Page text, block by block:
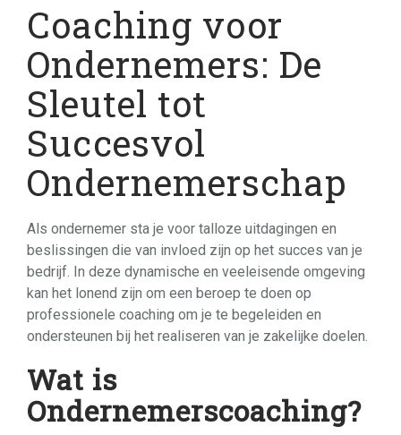
Coaching voor
Ondernemers: De
Sleutel tot
Succesvol
Ondernemerschap
Als ondernemer sta je voor talloze uitdagingen en
beslissingen die van invloed zijn op het succes van je
bedrijf. In deze dynamische en veeleisende omgeving
kan het lonend zijn om een beroep te doen op
professionele coaching om je te begeleiden en
ondersteunen bij het realiseren van je zakelijke doelen.
Wat is
Ondernemerscoaching?